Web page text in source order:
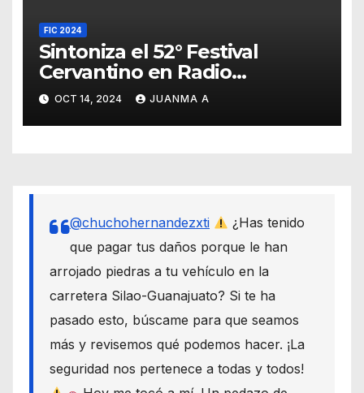
FIC 2024
Sintoniza el 52° Festival
Cervantino en Radio
Universidad de Guanajuato
OCT 14, 2024 JUANMA A
@chuchohernandezxti
¿Has tenido
que pagar tus daños porque le han
arrojado piedras a tu vehículo en la
carretera Silao-Guanajuato? Si te ha
pasado esto, búscame para que seamos
más y revisemos qué podemos hacer. ¡La
seguridad nos pertenece a todas y todos!